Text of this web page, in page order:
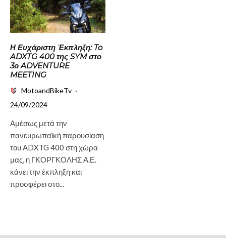
Η Ευχάριστη Έκπληξη: To
ADXTG 400 της SYM στο
3ο ADVENTURE
MEETING
MotoandBikeTv ·
24/09/2024
Αμέσως μετά την
πανευρωπαϊκή παρουσίαση
του ADXTG 400 στη χώρα
μας, η ΓΚΟΡΓΚΟΛΗΣ Α.Ε.
κάνει την έκπληξη και
προσφέρει στο...